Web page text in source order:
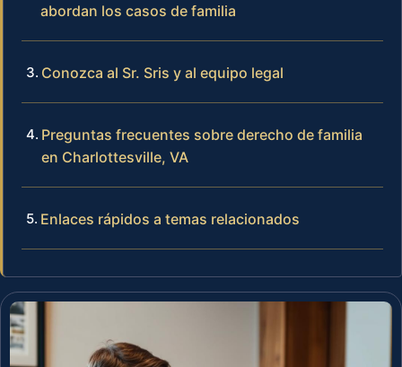
abordan los casos de familia
Conozca al Sr. Sris y al equipo legal
Preguntas frecuentes sobre derecho de familia
en Charlottesville, VA
Enlaces rápidos a temas relacionados